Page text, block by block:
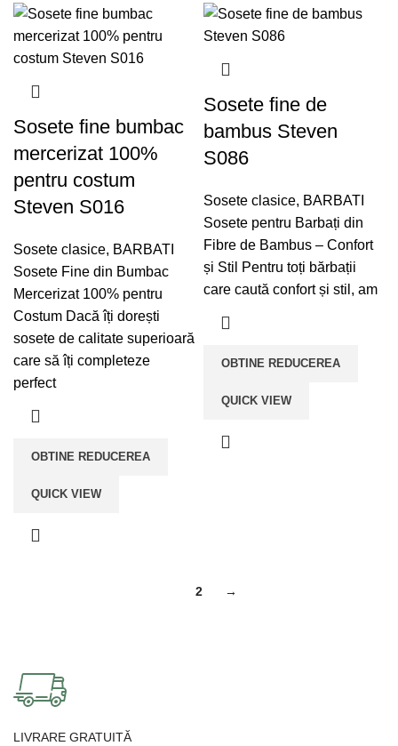
Sosete fine bumbac
mercerizat 100%
pentru costum
Steven S016
Sosete clasice, BARBATI
Sosete Fine din Bumbac
Mercerizat 100% pentru
Costum Dacă îți dorești
sosete de calitate superioară
care să îți completeze
perfect
OBTINE REDUCEREA
QUICK VIEW
Sosete fine de
bambus Steven
S086
Sosete clasice, BARBATI
Sosete pentru Barbați din
Fibre de Bambus – Confort
și Stil Pentru toți bărbații
care caută confort și stil, am
OBTINE REDUCEREA
QUICK VIEW
2 →
LIVRARE GRATUITĂ